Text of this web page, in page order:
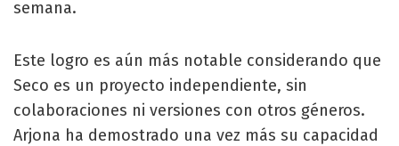
semana.
Este logro es aún más notable considerando que
Seco es un proyecto independiente, sin
colaboraciones ni versiones con otros géneros.
Arjona ha demostrado una vez más su capacidad